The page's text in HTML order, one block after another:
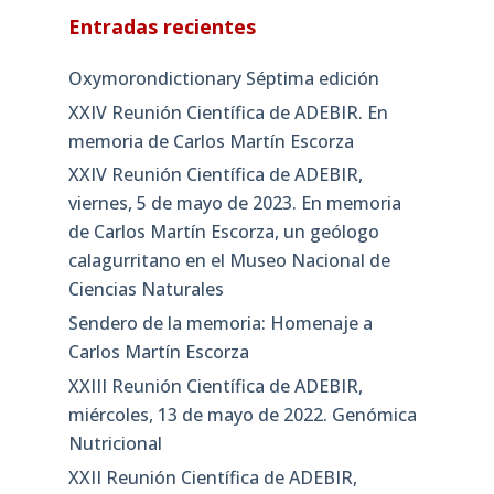
Entradas recientes
Oxymorondictionary Séptima edición
XXIV Reunión Científica de ADEBIR. En
memoria de Carlos Martín Escorza
XXIV Reunión Científica de ADEBIR,
viernes, 5 de mayo de 2023. En memoria
de Carlos Martín Escorza, un geólogo
calagurritano en el Museo Nacional de
Ciencias Naturales
Sendero de la memoria: Homenaje a
Carlos Martín Escorza
XXIII Reunión Científica de ADEBIR,
miércoles, 13 de mayo de 2022. Genómica
Nutricional
XXII Reunión Científica de ADEBIR,